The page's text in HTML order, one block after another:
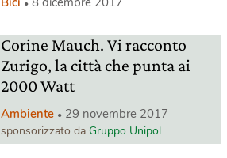
Corine Mauch. Vi racconto
Zurigo, la città che punta ai
2000 Watt
Ambiente 29 novembre 2017
sponsorizzato da Gruppo Unipol